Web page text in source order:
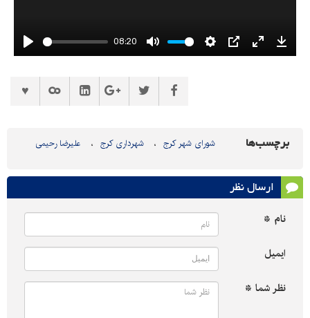
Play
08:20
Mute
Settings
PIP
Enter
برچسب‌ها شورای شهر کرج شهرداری کرج علیرضا رحیمی
ارسال نظر
نام *
ایمیل
نظر شما *